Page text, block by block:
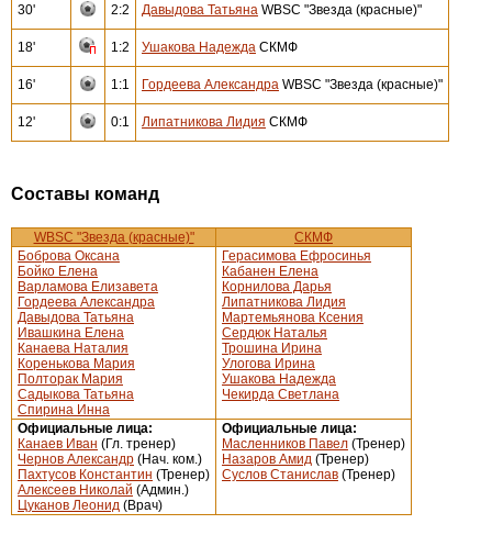
30' 2:2 Давыдова Татьяна WBSC "Звезда (красные)"
18' 1:2 Ушакова Надежда СКМФ
16' 1:1 Гордеева Александра WBSC "Звезда (красные)"
12' 0:1 Липатникова Лидия СКМФ
Составы команд
WBSC "Звезда (красные)"
СКМФ
Боброва Оксана
Бойко Елена
Варламова Елизавета
Гордеева Александра
Давыдова Татьяна
Ивашкина Елена
Канаева Наталия
Коренькова Мария
Полторак Мария
Садыкова Татьяна
Спирина Инна
Герасимова Ефросинья
Кабанен Елена
Корнилова Дарья
Липатникова Лидия
Мартемьянова Ксения
Сердюк Наталья
Трошина Ирина
Улогова Ирина
Ушакова Надежда
Чекирда Светлана
Официальные лица:
Канаев Иван (Гл. тренер)
Чернов Александр (Нач. ком.)
Пахтусов Константин (Тренер)
Алексеев Николай (Админ.)
Цуканов Леонид (Врач)
Официальные лица:
Масленников Павел (Тренер)
Назаров Амид (Тренер)
Суслов Станислав (Тренер)